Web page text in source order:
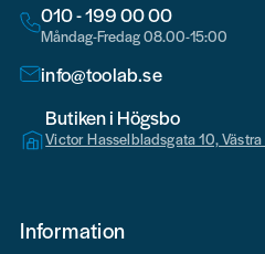
010 - 199 00 00
Måndag-Fredag 08.00-15:00
info@toolab.se
Butiken i Högsbo
Victor Hasselbladsgata 10,
Information